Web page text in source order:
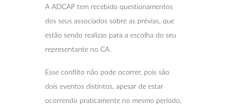
A ADCAP tem recebido questionamentos
dos seus associados sobre as prévias, que
estão sendo realizas para a escolha do seu
representante no CA.
Esse conflito não pode ocorrer, pois são
dois eventos distintos, apesar de estar
ocorrendo praticamente no mesmo período,